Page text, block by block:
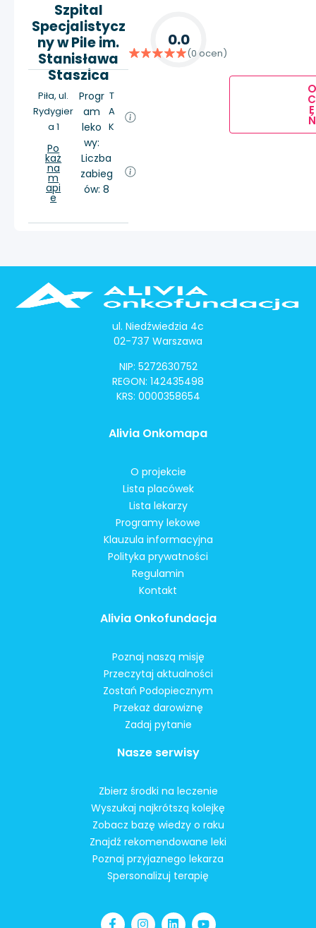
Szpital
Specjalistycz
ny w Pile im.
Stanisława
Staszica
Piła, ul.
Rydygier
a 1
Po
każ
na
m
api
e
Progr
am
leko
wy:
T
A
K
Liczba
zabieg
ów: 8
0.0
(0 ocen)
O
C
E
Ń
ul. Niedźwiedzia 4c
02-737 Warszawa
NIP: 5272630752
REGON: 142435498
KRS: 0000358654
Alivia Onkomapa
O projekcie
Lista placówek
Lista lekarzy
Programy lekowe
Klauzula informacyjna
Polityka prywatności
Regulamin
Kontakt
Alivia Onkofundacja
Poznaj naszą misję
Przeczytaj aktualności
Zostań Podopiecznym
Przekaż darowiznę
Zadaj pytanie
Nasze serwisy
Zbierz środki na leczenie
Wyszukaj najkrótszą kolejkę
Zobacz bazę wiedzy o raku
Znajdź rekomendowane leki
Poznaj przyjaznego lekarza
Spersonalizuj terapię